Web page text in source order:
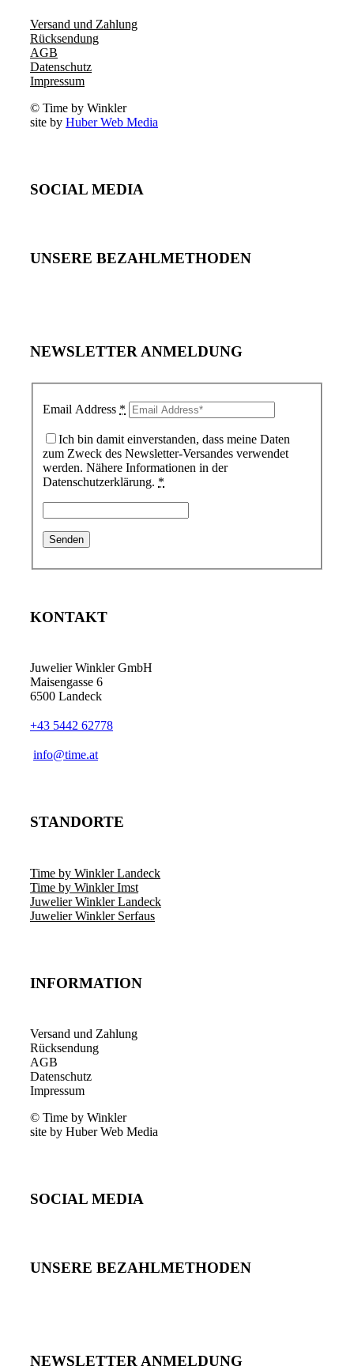
Versand und Zahlung
Rücksendung
AGB
Datenschutz
Impressum
© Time by Winkler
site by Huber Web Media
SOCIAL MEDIA
UNSERE BEZAHLMETHODEN
NEWSLETTER ANMELDUNG
Email Address *
Ich bin damit einverstanden, dass meine Daten
zum Zweck des Newsletter-Versandes verwendet
werden. Nähere Informationen in der
Datenschutzerklärung. *
KONTAKT
Juwelier Winkler GmbH
Maisengasse 6
6500 Landeck
+43 5442 62778
info@time.at
STANDORTE
Time by Winkler Landeck
Time by Winkler Imst
Juwelier Winkler Landeck
Juwelier Winkler Serfaus
INFORMATION
Versand und Zahlung
Rücksendung
AGB
Datenschutz
Impressum
© Time by Winkler
site by Huber Web Media
SOCIAL MEDIA
UNSERE BEZAHLMETHODEN
NEWSLETTER ANMELDUNG